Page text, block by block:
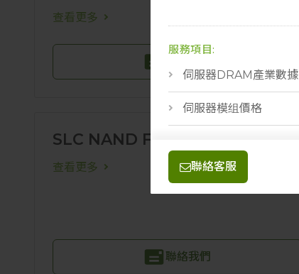
服務項目:
伺服器DRAM產業數據
伺服器模组價格
聯絡客服
查看更多
SLC NAND Flash產業數據
查看更多
聯絡我們